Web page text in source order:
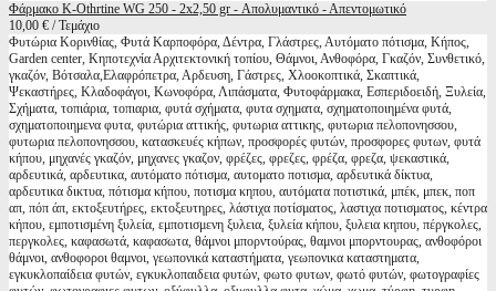
Φάρμακο K-Othrtine WG 250 - 2x2,50 gr - Απολυμαντικό - Απεντομωτικό
10,00 € / Τεμάχιο
Φυτώρια Κορινθίας, Φυτά Καρποφόρα, Δέντρα, Γλάστρες, Αυτόματο πότισμα, Κήπος,
Garden center, Κηποτεχνία Αρχιτεκτονική τοπίου, Θάμνοι, Ανθοφόρα, Γκαζόν, Συνθετικό,
γκαζόν, Βότσαλα,Ελαφρόπετρα, Αρδευση, Γάστρες, Χλοοκοπτικά, Σκαπτικά,
Ψεκαστήρες, Κλαδοφάγοι, Κωνοφόρα, Λιπάσματα, Φυτοφάρμακα, Εσπεριδοειδή, Ξυλεία,
Σχήματα, τοπιάρια, τοπιαρια, φυτά σχήματα, φυτα σχηματα, σχηματοποιημένα φυτά,
σχηματοποιημενα φυτα, φυτώρια αττικής, φυτωρια αττικης, φυτωρια πελοπονησσου,
φυτωρια πελοπονησσου, κατασκευές κήπων, προσφορές φυτών, προσφορες φυτων, φυτά
κήπου, μηχανές γκαζόν, μηχανες γκαζον, φρέζες, φρεζες, φρέζα, φρεζα, ψεκαστικά,
αρδευτικά, αρδευτικα, αυτόματο πότισμα, αυτοματο ποτισμα, αρδευτικά δίκτυα,
αρδευτικα δικτυα, πότισμα κήπου, ποτισμα κηπου, αυτόματα ποτιστικά, μπέκ, μπεκ, ποπ
απ, πόπ άπ, εκτοξευτήρες, εκτοξευτηρες, λάστιχα ποτίσματος, λαστιχα ποτισματος, κέντρα
κήπου, εμποτισμένη ξυλεία, εμποτισμενη ξυλεια, ξυλεία κήπου, ξυλεια κηπου, πέργκολες,
περγκολες, καφασωτά, καφασωτα, θάμνοι μπορντούρας, θαμνοι μπορντουρας, ανθοφόροι
θάμνοι, ανθοφοροι θαμνοι, γεωπονικά καταστήματα, γεωπονικα καταστηματα,
εγκυκλοπαίδεια φυτών, εγκυκλοπαιδεια φυτών, φωτο φυτων, φωτό φυτών, φωτογραφίες